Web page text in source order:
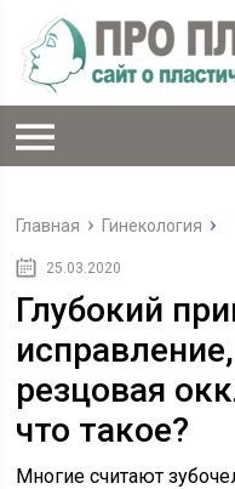
Главная Гинекология
25.03.2020
Глубокий
резцовая
что такое?
Многие считают